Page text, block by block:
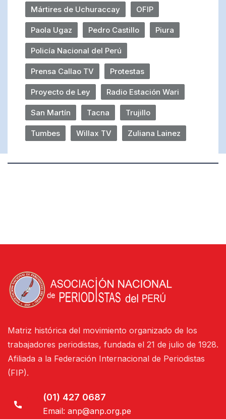
Mártires de Uchuraccay OFIP
Paola Ugaz Pedro Castillo Piura
Policía Nacional del Perú
Prensa Callao TV Protestas
Proyecto de Ley Radio Estación Wari
San Martín Tacna Trujillo
Tumbes Willax TV Zuliana Lainez
Matriz histórica del movimiento organizado de los
trabajadores periodistas, fundada el 21 de julio de 1928.
Afiliada a la Federación Internacional de Periodistas
(FIP).
(01) 427 0687
Email: anp@anp.org.pe